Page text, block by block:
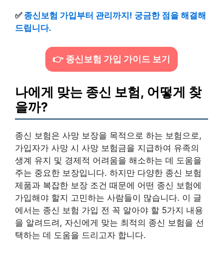
✅ 종신보험 가입부터 관리까지! 궁금한 점을 해결해
드립니다.
👉 종신보험 가입 가이드 보기
나에게 맞는 종신 보험, 어떻게 찾
을까?
종신 보험은 사망 보장을 목적으로 하는 보험으로,
가입자가 사망 시 사망 보험금을 지급하여 유족의
생계 유지 및 경제적 어려움을 해소하는 데 도움을
주는 중요한 보장입니다. 하지만 다양한 종신 보험
제품과 복잡한 보장 조건 때문에 어떤 종신 보험에
가입해야 할지 고민하는 사람들이 많습니다. 이 글
에서는 종신 보험 가입 전 꼭 알아야 할 5가지 내용
을 알려드려, 자신에게 맞는 최적의 종신 보험을 선
택하는 데 도움을 드리고자 합니다.